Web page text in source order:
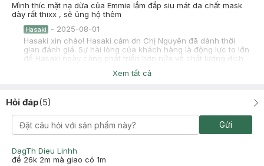
Mình thíc mặt nạ dừa của Emmie lắm đắp siu mát da chất mask
dày rất thixx , sẽ ủng hộ thêm
Hasaki - 2025-08-01
Hasaki xin chào! Hasaki cảm ơn Chị Nguyên đã dành thời
gian đánh giá. Sự hài lòng của khách hàng là động lực to lớn
để Hasaki ngày càng phát triển hơn nữa về chất lượng dịch
vụ. Cảm ơn bạn đã tin tưởng và mua sắm tại Hasaki!
C. TRANG
Đã mua hàng
2025-07-13
Hasaki -2025-07-13
Xem tất cả
Hỏi đáp(5)
Gửi
DagTh Dieu Linhh
để 26k 2m mà giao có 1m